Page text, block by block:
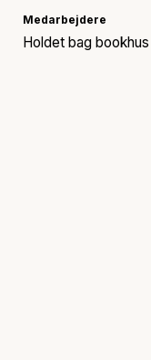
Medarbejdere
Holdet bag bookhus